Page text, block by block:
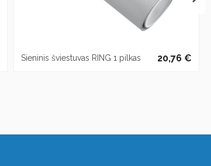
Sieninis šviestuvas RING 1 pilkas 20,76 €